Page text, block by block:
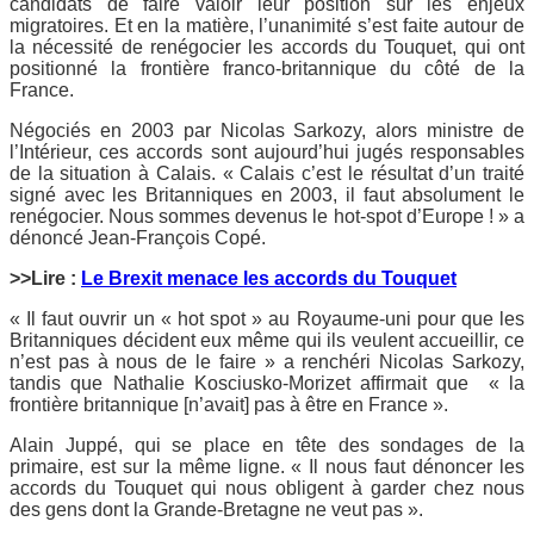
candidats de faire valoir leur position sur les enjeux
migratoires. Et en la matière, l’unanimité s’est faite autour de
la nécessité de renégocier les accords du Touquet, qui ont
positionné la frontière franco-britannique du côté de la
France.
Négociés en 2003 par Nicolas Sarkozy, alors ministre de
l’Intérieur, ces accords sont aujourd’hui jugés responsables
de la situation à Calais. « Calais c’est le résultat d’un traité
signé avec les Britanniques en 2003, il faut absolument le
renégocier. Nous sommes devenus le hot-spot d’Europe ! » a
dénoncé Jean-François Copé.
>>Lire : Le Brexit menace les accords du Touquet
« Il faut ouvrir un « hot spot » au Royaume-uni pour que les
Britanniques décident eux même qui ils veulent accueillir, ce
n’est pas à nous de le faire » a renchéri Nicolas Sarkozy,
tandis que Nathalie Kosciusko-Morizet affirmait que « la
frontière britannique [n’avait] pas à être en France ».
Alain Juppé, qui se place en tête des sondages de la
primaire, est sur la même ligne. « Il nous faut dénoncer les
accords du Touquet qui nous obligent à garder chez nous
des gens dont la Grande-Bretagne ne veut pas ».